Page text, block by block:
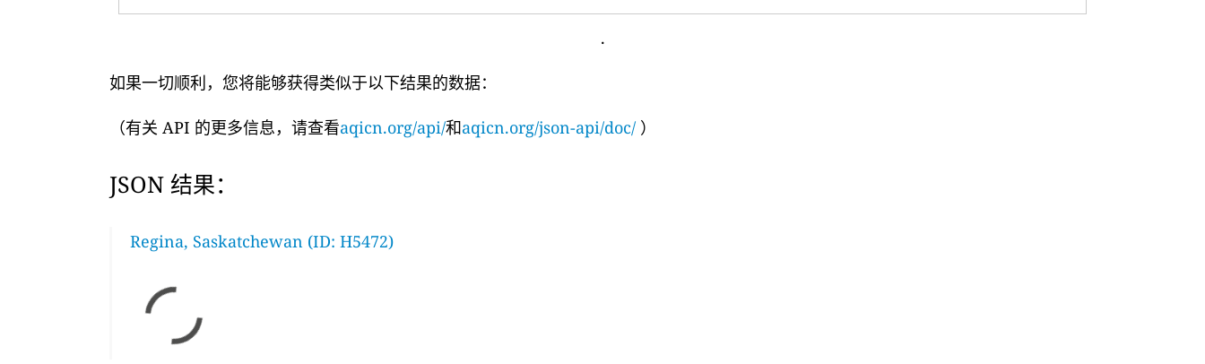
.
如果一切顺利，您将能够获得类似于以下结果的数据：
（有关 API 的更多信息，请查看aqicn.org/api/和aqicn.org/json-api/doc/ ）
JSON 结果：
Regina, Saskatchewan (ID: H5472)